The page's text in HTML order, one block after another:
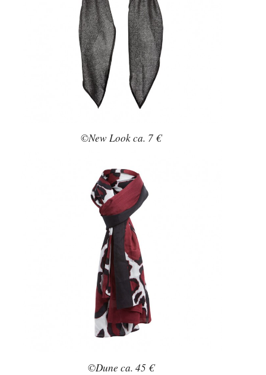
©New Look ca. 7 €
©Dune ca. 45 €